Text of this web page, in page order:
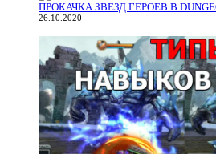
ПРОКАЧКА ЗВЕЗД ГЕРОЕВ В
26.10.2020